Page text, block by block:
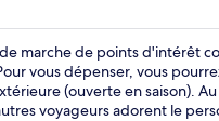
marche de points d'intérêt
vous dépenser, vous
(ouverte en saison).
voyageurs adorent le